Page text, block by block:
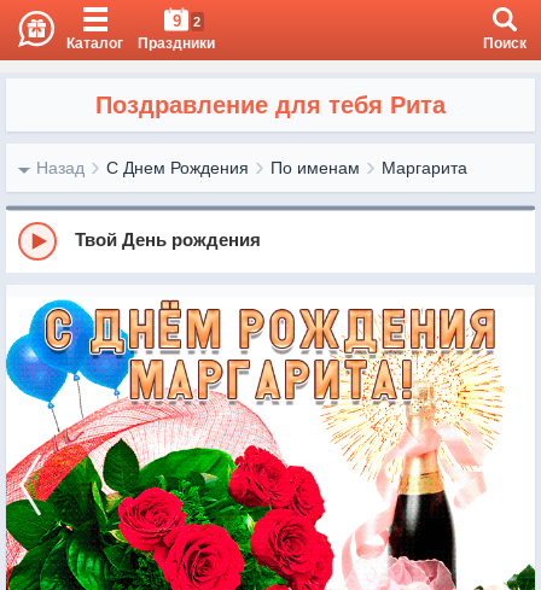
Каталог
9 2
Праздники Поиск
Поздравление для тебя Рита
Назад С Днем Рождения По именам Маргарита
Твой День рождения